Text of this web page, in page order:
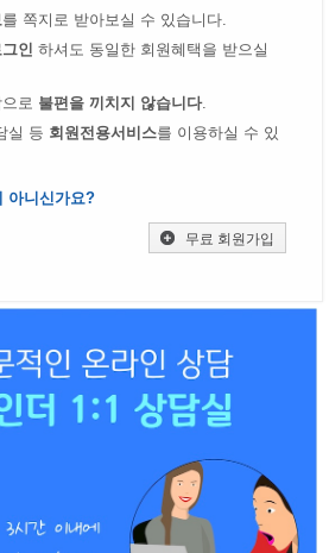
를 쪽지로 받아보실 수 있습니다.
인 하셔도 동일한 회원혜택을 받으실
로 불편을 끼치지 않습니다.
실 등 회원전용서비스를 이용하실 수 있
아니신가요?
무료 회원가입